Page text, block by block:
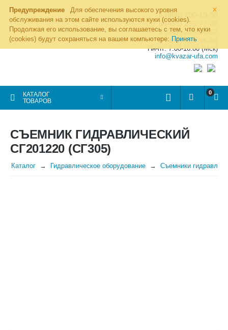
×
Предупреждение
Для обеспечения высокого уровня
обслуживания на этом сайте используются куки (cookies).
Продолжая его использование, вы соглашаетесь с тем, что куки
(cookies) будут сохраняться на вашем компьютере: Принять
8 (800) 700-19-50
8 (495) 255-77-08
8 (347) 225-00-52
8 (986) 963-95-80
Пн-пт: 7.00-16.00 (Мск)
info@kvazar-ufa.com
КАТАЛОГ
ТОВАРОВ
0
СЪЕМНИК ГИДРАВЛИЧЕСКИЙ
СГ201220 (СГ305)
Каталог Гидравлическое оборудование Съемники